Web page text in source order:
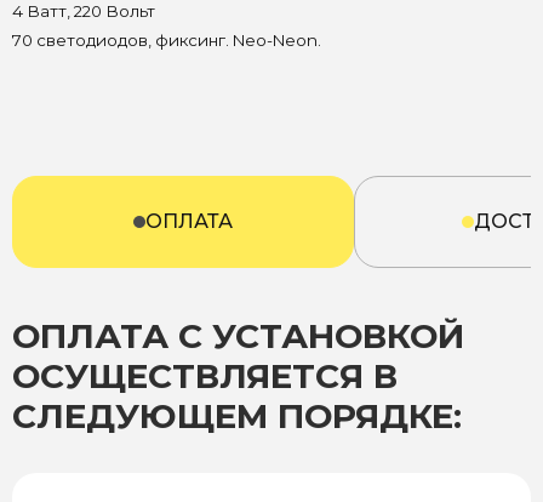
4 Ватт, 220 Вольт
70 светодиодов, фиксинг. Neo-Neon.
ОПЛАТА
ОПЛАТА С УСТАНОВКОЙ
ОСУЩЕСТВЛЯЕТСЯ В
СЛЕДУЮЩЕМ ПОРЯДКЕ: